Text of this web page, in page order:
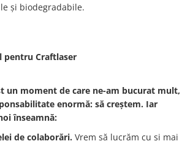
și biodegradabile.
pentru Craftlaser
un moment de care ne-am bucurat mult,
enormă: să creștem. Iar
înseamnă:
de colaborări. Vrem să lucrăm cu și mai